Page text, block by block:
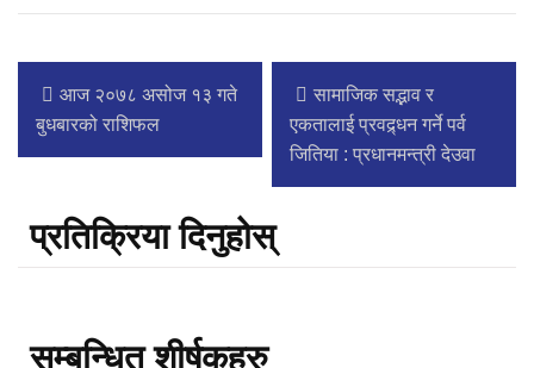
आज २०७८ असोज १३ गते
बुधबारको राशिफल
सामाजिक सद्भाव र
एकतालाई प्रवद्र्धन गर्ने पर्व
जितिया : प्रधानमन्त्री देउवा
प्रतिक्रिया दिनुहोस्
सम्बन्धित शीर्षकहरु